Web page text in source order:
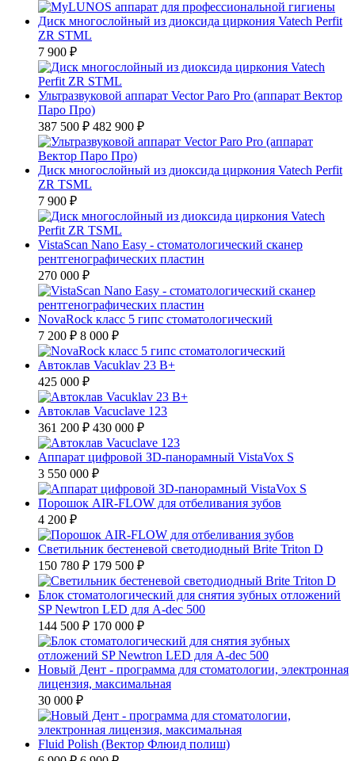
Диск многослойный из диоксида циркония Vatech Perfit
ZR STML
7 900 ₽
Ультразвуковой аппарат Vector Paro Pro (аппарат Вектор
Паро Про)
387 500 ₽ 482 900 ₽
Диск многослойный из диоксида циркония Vatech Perfit
ZR TSML
7 900 ₽
VistaScan Nano Easy - стоматологический сканер
рентгенографических пластин
270 000 ₽
NovaRock класс 5 гипс стоматологический
7 200 ₽ 8 000 ₽
Автоклав Vacuklav 23 B+
425 000 ₽
Автоклав Vacuclave 123
361 200 ₽ 430 000 ₽
Аппарат цифровой ЗD-панорамный VistaVox S
3 550 000 ₽
Порошок AIR-FLOW для отбеливания зубов
4 200 ₽
Светильник бестеневой светодиодный Brite Triton D
150 780 ₽ 179 500 ₽
Блок стоматологический для снятия зубных отложений
SP Newtron LED для A-dec 500
144 500 ₽ 170 000 ₽
Новый Дент - программа для стоматологии, электронная
лицензия, максимальная
30 000 ₽
Fluid Polish (Вектор Флюид полиш)